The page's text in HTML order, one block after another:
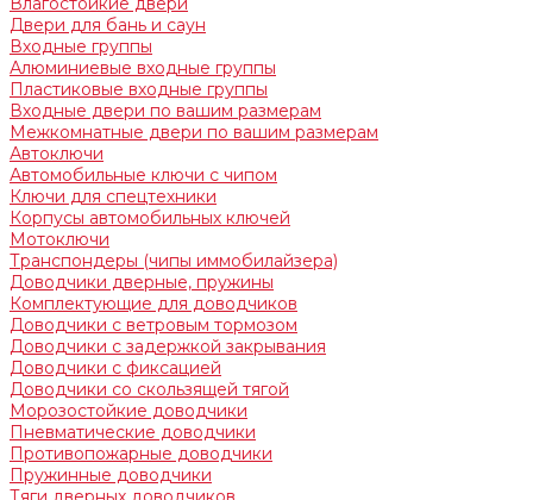
Двери для бань и саун
Входные группы
Алюминиевые входные группы
Пластиковые входные группы
Входные двери по вашим размерам
Межкомнатные двери по вашим размерам
Автоключи
Автомобильные ключи с чипом
Ключи для спецтехники
Корпусы автомобильных ключей
Мотоключи
Транспондеры (чипы иммобилайзера)
Доводчики дверные, пружины
Комплектующие для доводчиков
Доводчики с ветровым тормозом
Доводчики с задержкой закрывания
Доводчики с фиксацией
Доводчики со скользящей тягой
Морозостойкие доводчики
Пневматические доводчики
Противопожарные доводчики
Пружинные доводчики